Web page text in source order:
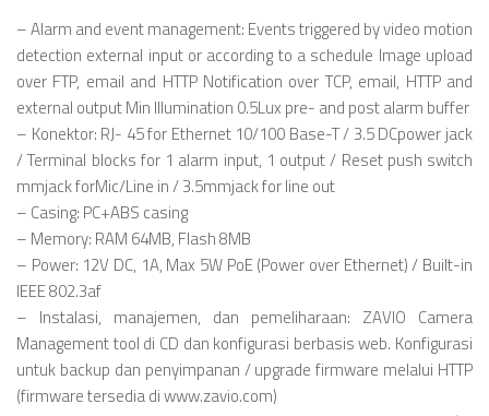
– Alarm and event management: Events triggered by video motion
detection external input or according to a schedule Image upload
over FTP, email and HTTP Notification over TCP, email, HTTP and
external output Min Illumination 0.5Lux pre- and post alarm buffer
– Konektor: RJ- 45 for Ethernet 10/100 Base-T / 3.5 DCpower jack
/ Terminal blocks for 1 alarm input, 1 output / Reset push switch
mmjack forMic/Line in / 3.5mmjack for line out
– Casing: PC+ABS casing
– Memory: RAM 64MB, Flash 8MB
– Power: 12V DC, 1A, Max 5W PoE (Power over Ethernet) / Built-in
IEEE 802.3af
– Instalasi, manajemen, dan pemeliharaan: ZAVIO Camera
Management tool di CD dan konfigurasi berbasis web. Konfigurasi
untuk backup dan penyimpanan / upgrade firmware melalui HTTP
(firmware tersedia di www.zavio.com)